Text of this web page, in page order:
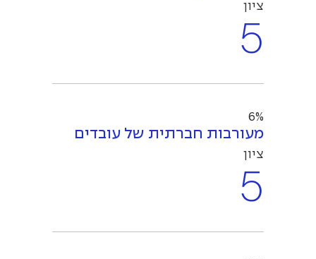
ציון
5
6%
מעורבות חברתית של עובדים
ציון
5